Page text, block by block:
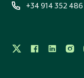
+34 914 352 486